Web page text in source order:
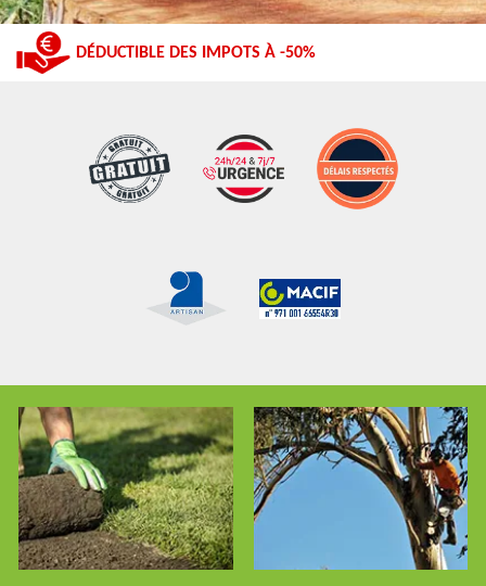
DÉDUCTIBLE DES IMPOTS À -50%